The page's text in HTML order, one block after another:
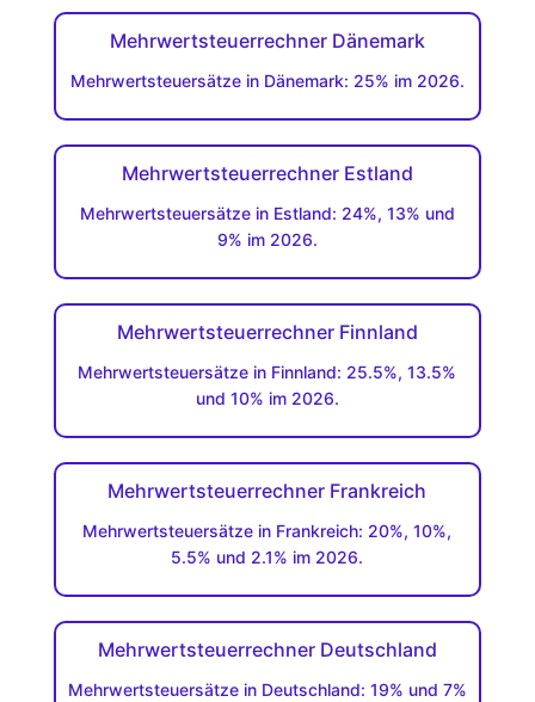
Mehrwertsteuerrechner Dänemark
Mehrwertsteuersätze in Dänemark: 25% im 2026.
Mehrwertsteuerrechner Estland
Mehrwertsteuersätze in Estland: 24%, 13% und
9% im 2026.
Mehrwertsteuerrechner Finnland
Mehrwertsteuersätze in Finnland: 25.5%, 13.5%
und 10% im 2026.
Mehrwertsteuerrechner Frankreich
Mehrwertsteuersätze in Frankreich: 20%, 10%,
5.5% und 2.1% im 2026.
Mehrwertsteuerrechner Deutschland
Mehrwertsteuersätze in Deutschland: 19% und 7%